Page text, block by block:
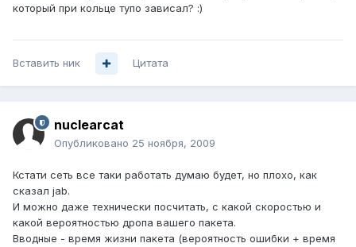
который при кольце тупо зависал? :)
Вставить ник Цитата
nuclearcat
Опубликовано 25 ноября, 2009
Кстати сеть все таки работать думаю будет, но плохо, как
сказал jab.
И можно даже технически посчитать, с какой скоростью и
какой вероятностью дропа вашего пакета.
Вводные - время жизни пакета (вероятность ошибки + время